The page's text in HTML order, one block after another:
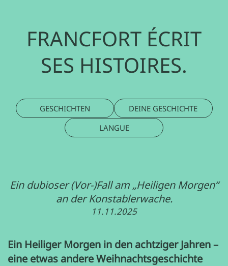
FRANCFORT ÉCRIT
SES HISTOIRES.
GESCHICHTEN
DEINE GESCHICHTE
LANGUE
Ein dubioser (Vor-)Fall am „Heiligen Morgen“
an der Konstablerwache.
11.11.2025
Ein Heiliger Morgen in den achtziger Jahren –
eine etwas andere Weihnachtsgeschichte